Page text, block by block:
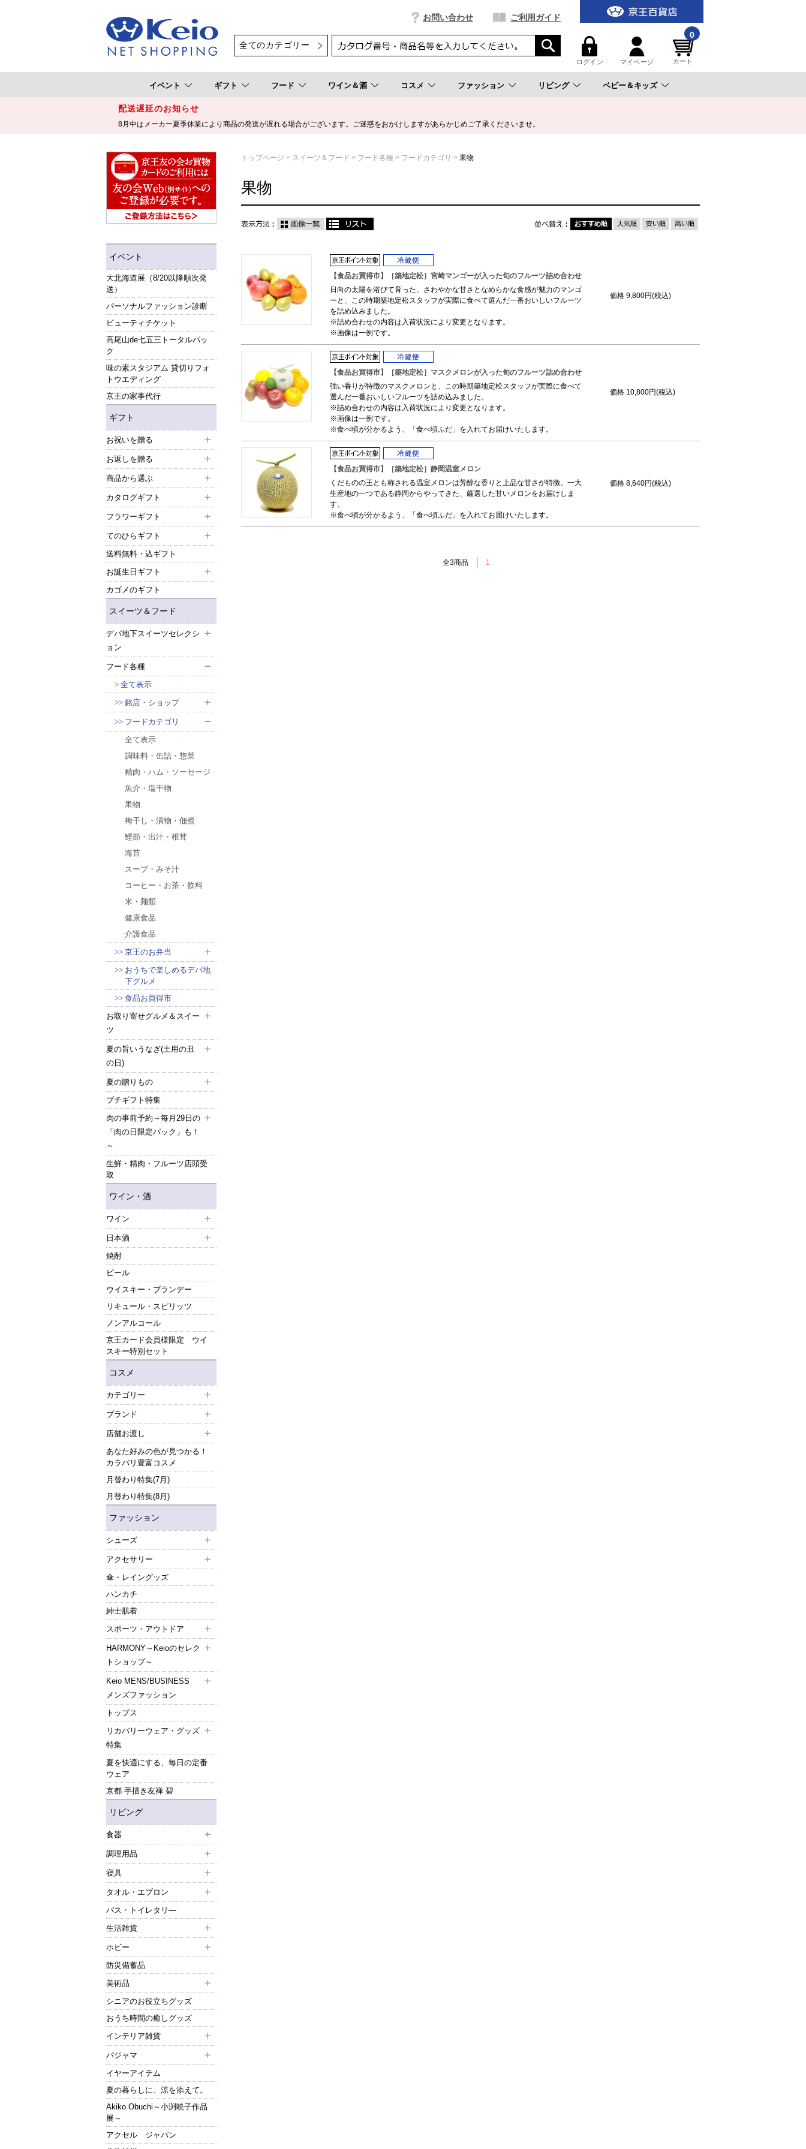
お問い合わせ ご利用ガイド
ログイン マイページ
0
カート
イベント ギフト フード ワイン＆酒 コスメ ファッション リビング ベビー＆キッズ
配送遅延のお知らせ
8月中はメーカー夏季休業により商品の発送が遅れる場合がございます。ご迷惑をおかけしますがあらかじめご了承くださいませ。
イベント
大北海道展（8/20以降順次発
送）
パーソナルファッション診断
ビューティチケット
高尾山de七五三トータルパッ
ク
味の素スタジアム 貸切りフォ
トウエディング
京王の家事代行
ギフト
お祝いを贈る
お返しを贈る
商品から選ぶ
カタログギフト
フラワーギフト
てのひらギフト
送料無料・込ギフト
お誕生日ギフト
カゴメのギフト
スイーツ＆フード
デパ地下スイーツセレクシ
ョン
フード各種
全て表示
銘店・ショップ
フードカテゴリ
全て表示
調味料・缶詰・惣菜
精肉・ハム・ソーセージ
魚介・塩干物
果物
梅干し・漬物・佃煮
鰹節・出汁・椎茸
海苔
スープ・みそ汁
コーヒー・お茶・飲料
米・麺類
健康食品
介護食品
京王のお弁当
おうちで楽しめるデパ地
下グルメ
食品お買得市
お取り寄せグルメ＆スイー
ツ
夏の旨いうなぎ(土用の丑
の日)
夏の贈りもの
プチギフト特集
肉の事前予約～毎月29日の
「肉の日限定パック」も！
～
生鮮・精肉・フルーツ店頭受
取
ワイン・酒
ワイン
日本酒
焼酎
ビール
ウイスキー・ブランデー
リキュール・スピリッツ
ノンアルコール
京王カード会員様限定 ウイ
スキー特別セット
コスメ
カテゴリー
ブランド
店舗お渡し
あなた好みの色が見つかる！
カラバリ豊富コスメ
月替わり特集(7月)
月替わり特集(8月)
ファッション
シューズ
アクセサリー
傘・レイングッズ
ハンカチ
紳士肌着
スポーツ・アウトドア
HARMONY～Keioのセレク
トショップ～
Keio MENS/BUSINESS
メンズファッション
トップス
リカバリーウェア・グッズ
特集
夏を快適にする、毎日の定番
ウェア
京都 手描き友禅 碧
リビング
食器
調理用品
寝具
タオル・エプロン
バス・トイレタリ―
生活雑貨
ホビー
防災備蓄品
美術品
シニアのお役立ちグッズ
おうち時間の癒しグッズ
インテリア雑貨
パジャマ
イヤーアイテム
夏の暮らしに、涼を添えて。
Akiko Obuchi～小渕暁子作品
展～
アクセル ジャパン
トップページ スイーツ＆フード フード各種 フードカテゴリ 果物
果物
【食品お買得市】［築地定松］宮崎マンゴーが入った旬のフルーツ詰め合わせ
日向の太陽を浴びて育った、さわやかな甘さとなめらかな食感が魅力のマンゴ
ーと、この時期築地定松スタッフが実際に食べて選んだ一番おいしいフルーツ
を詰め込みました。
※詰め合わせの内容は入荷状況により変更となります。
※画像は一例です。
価格 9,800円(税込)
【食品お買得市】［築地定松］マスクメロンが入った旬のフルーツ詰め合わせ
強い香りが特徴のマスクメロンと、この時期築地定松スタッフが実際に食べて
選んだ一番おいしいフルーツを詰め込みました。
※詰め合わせの内容は入荷状況により変更となります。
※画像は一例です。
※食べ頃が分かるよう、「食べ頃ふだ」を入れてお届けいたします。
価格 10,800円(税込)
【食品お買得市】［築地定松］静岡温室メロン
くだものの王とも称される温室メロンは芳醇な香りと上品な甘さが特徴。一大
生産地の一つである静岡からやってきた、厳選した甘いメロンをお届けしま
す。
※食べ頃が分かるよう、「食べ頃ふだ」を入れてお届けいたします。
価格 8,640円(税込)
全3商品 1